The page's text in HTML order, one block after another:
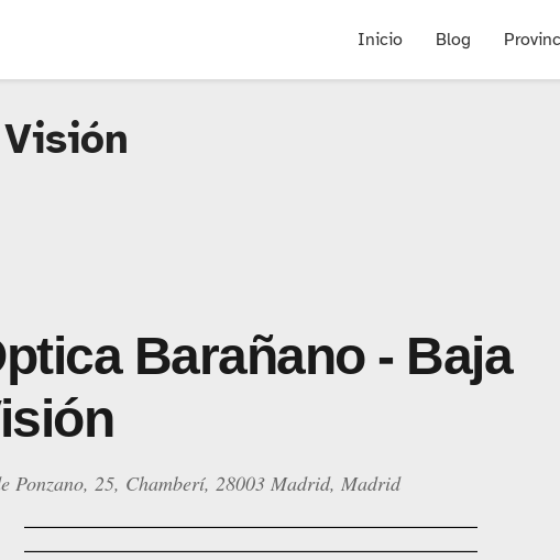
Inicio Blog
Barañano - Baja
Ponzano, 25, Chamberí, 28003 Madrid, Madrid